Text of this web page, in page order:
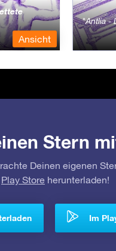
Ansicht
Antlia -
Stern
Deinen eigenen
Play Store herunterladen!
Im